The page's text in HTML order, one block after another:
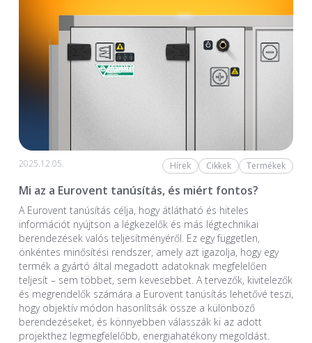
2025.12.05. Hírek Cikkek Termékek
Mi az a Eurovent tanúsítás, és miért fontos?
A Eurovent tanúsítás célja, hogy átlátható és hiteles
információt nyújtson a légkezelők és más légtechnikai
berendezések valós teljesítményéről. Ez egy független,
önkéntes minősítési rendszer, amely azt igazolja, hogy egy
termék a gyártó által megadott adatoknak megfelelően
teljesít – sem többet, sem kevesebbet. A tervezők, kivitelezők
és megrendelők számára a Eurovent tanúsítás lehetővé teszi,
hogy objektív módon hasonlítsák össze a különböző
berendezéseket, és könnyebben válasszák ki az adott
projekthez legmegfelelőbb, energiahatékony megoldást.